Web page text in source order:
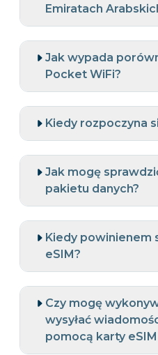
Emiratach
Jak wypada
Pocket WiFi?
Kiedy rozpoczyna
Jak mogę
pakietu danych?
Kiedy powinienem
eSIM?
Czy mogę
wysyłać
pomocą karty eSIM